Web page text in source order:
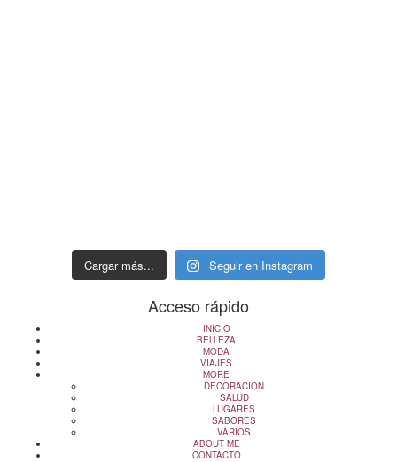
Cargar más... Seguir en Instagram
Acceso rápido
INICIO
BELLEZA
MODA
VIAJES
MORE
DECORACION
SALUD
LUGARES
SABORES
VARIOS
ABOUT ME
CONTACTO